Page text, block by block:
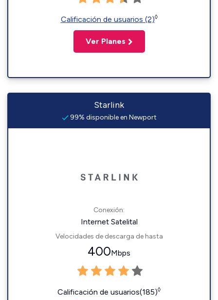
Calificación de usuarios (2)◊
Ver Planes
Starlink
99% disponible en Newport
Conexión:
Internet Satelital
Velocidades de descarga de hasta
400Mbps
Calificación de usuarios(185)◊